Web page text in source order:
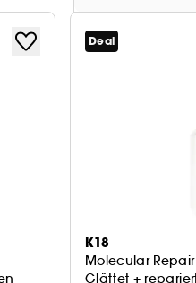
Deal
K18
Molecular
Glättet +